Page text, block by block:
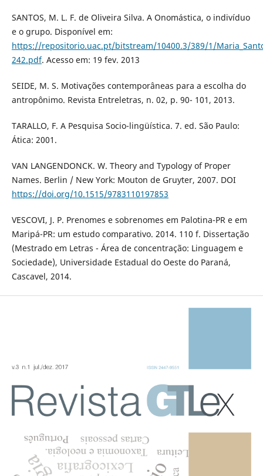
SANTOS, M. L. F. de Oliveira Silva. A Onomástica, o indivíduo
e o grupo. Disponível em:
https://repositorio.uac.pt/bitstream/10400.3/389/1/
242.pdf. Acesso em: 19 fev. 2013
SEIDE, M. S. Motivações contemporâneas para a escolha do
antropônimo. Revista Entreletras, n. 02, p. 90- 101, 2013.
TARALLO, F. A Pesquisa Socio-lingüística. 7. ed. São Paulo:
Ática: 2001.
VAN LANGENDONCK. W. Theory and Typology of Proper
Names. Berlin / New York: Mouton de Gruyter, 2007. DOI
https://doi.org/10.1515/9783110197853
VESCOVI, J. P. Prenomes e sobrenomes em Palotina-PR e em
Maripá-PR: um estudo comparativo. 2014. 110 f. Dissertação
(Mestrado em Letras - Área de concentração: Linguagem e
Sociedade), Universidade Estadual do Oeste do Paraná,
Cascavel, 2014.